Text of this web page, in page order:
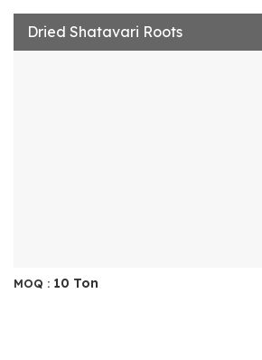
Dried Shatavari Roots
MOQ : 10 Ton